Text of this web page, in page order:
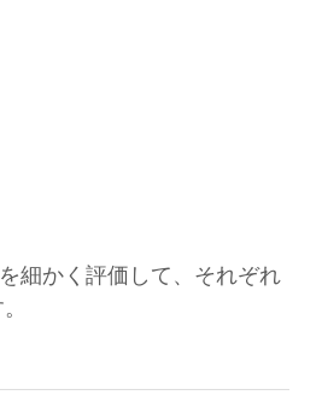
細かく評価して、それぞれ